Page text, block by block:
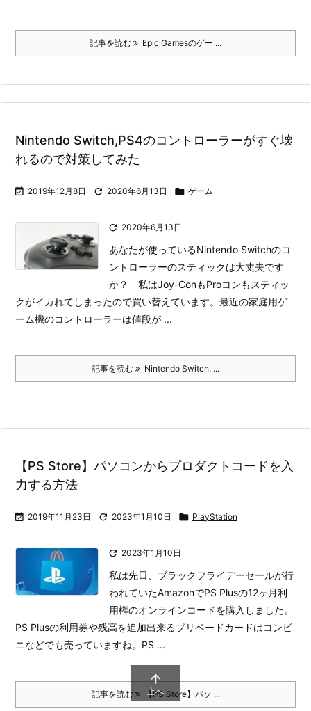
記事を読む Epic Gamesのゲー ...
Nintendo Switch,PS4のコントローラーがすぐ壊
れるので対策してみた
 2019年12月8日  2020年6月13日  ゲーム
 2020年6月13日
あなたが使っているNintendo Switchのコ
ントローラーのスティックは大丈夫です
か？ 私はJoy-ConもProコンもスティッ
クがイカれてしまったので買い替えています。 最近の家庭用ゲ
ーム機のコントローラーは値段が ...
記事を読む Nintendo Switch, ...
【PS Store】パソコンからプロダクトコードを入
力する方法
 2019年11月23日  2023年1月10日  PlayStation
 2023年1月10日
私は先日、ブラックフライデーセールが行
われていたAmazonでPS Plusの12ヶ月利
用権のオンラインコードを購入しました。
PS Plusの利用券や残高を追加出来るプリペードカードはコンビ
ニなどでも売っていますね。 PS ...
記事を読む 【PS Store】パソ ...

上へ